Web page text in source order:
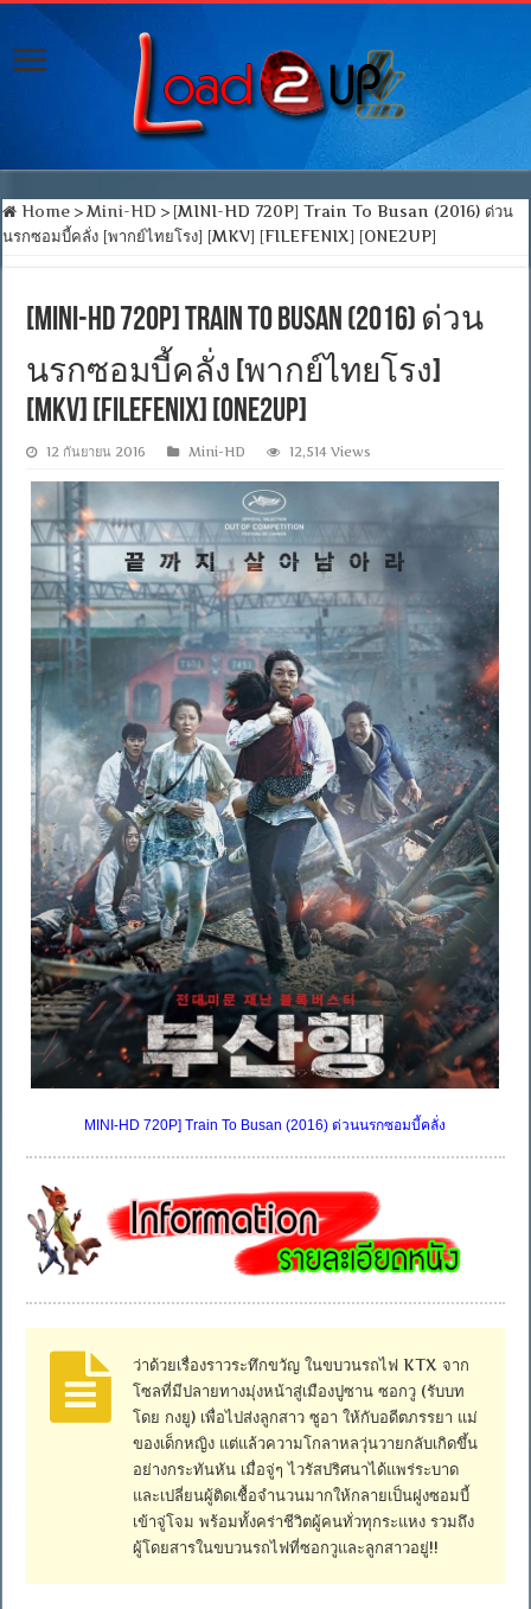
Home > Mini-HD > [MINI-HD 720P] Train To Busan (2016) ด่วน
นรกซอมบี้คลั่ง [พากย์ไทยโรง] [MKV] [FILEFENIX] [ONE2UP]
[MINI-HD 720P] Train To Busan (2016) ด่วน
นรกซอมบี้คลั่ง [พากย์ไทยโรง]
[MKV] [FILEFENIX] [ONE2UP]
12 กันยายน 2016 Mini-HD 12,514 Views
MINI-HD 720P] Train To Busan (2016) ด่วนนรกซอมบี้คลั่ง
ว่าด้วยเรื่องราวระทึกขวัญ ในขบวนรถไฟ KTX จาก
โซลที่มีปลายทางมุ่งหน้าสู่เมืองปูซาน ซอกวู (รับบท
โดย กงยู) เพื่อไปส่งลูกสาว ซูอา ให้กับอดีตภรรยา แม่
ของเด็กหญิง แต่แล้วความโกลาหลวุ่นวายกลับเกิดขึ้น
อย่างกระทันหัน เมื่อจู่ๆ ไวรัสปริศนาได้แพร่ระบาด
และเปลี่ยนผู้ติดเชื้อจำนวนมากให้กลายเป็นฝูงซอมบี้
เข้าจู่โจม พร้อมทั้งคร่าชีวิตผู้คนทั่วทุกระแหง รวมถึง
ผู้โดยสารในขบวนรถไฟที่ซอกวูและลูกสาวอยู่!!